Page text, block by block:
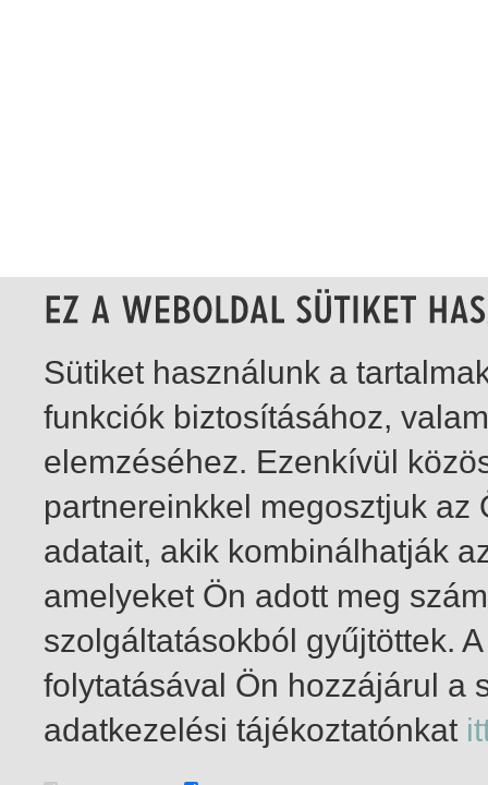
1-1 / total 1 hit
Sütiket használunk a
funkciók biztosításához,
elemzéséhez. Ezenkívül
partnereinkkel megosztjuk
adatait, akik kombinálhatják
amelyeket Ön adott meg
szolgáltatásokból gyűjtöttek.
folytatásával Ön hozzájárul a
adatkezelési tájékoztatónkat